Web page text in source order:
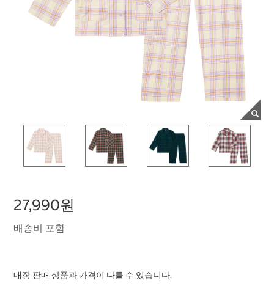
27,990원
배송비 포함
매장 판매 상품과 가격이 다를 수 있습니다.